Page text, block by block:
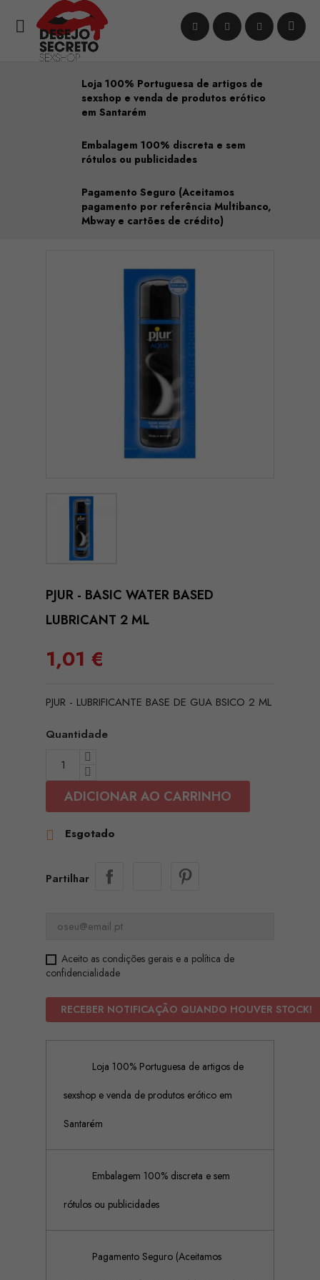

Loja 100% Portuguesa de artigos de
sexshop e venda de produtos erótico
em Santarém
Embalagem 100% discreta e sem
rótulos ou publicidades
Pagamento Seguro (Aceitamos
pagamento por referência Multibanco,
Mbway e cartões de crédito)
PJUR - BASIC WATER BASED
LUBRICANT 2 ML
1,01 €
PJUR - LUBRIFICANTE BASE DE GUA BSICO 2 ML
Quantidade
ADICIONAR AO CARRINHO
 Esgotado
Partilhar
Aceito as condições gerais e a política de
confidencialidade
RECEBER NOTIFICAÇÃO QUANDO HOUVER STOCK!
Loja 100% Portuguesa de artigos de
sexshop e venda de produtos erótico em
Santarém
Embalagem 100% discreta e sem
rótulos ou publicidades
Pagamento Seguro (Aceitamos